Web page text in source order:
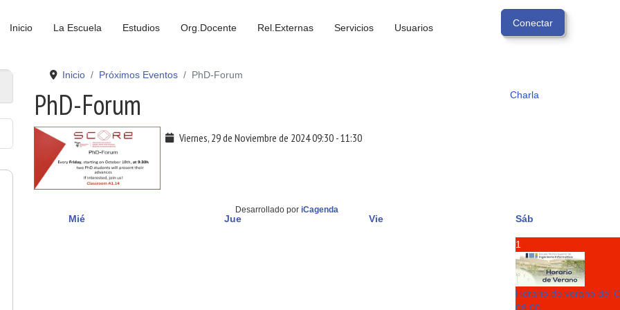
Inicio La Escuela Estudios Org.Docente Rel.Externas Servicios Usuarios
Mié Jue Vie Sáb
1
Horario de verano del
Inicio Próximos Eventos PhD-Forum
PhD-Forum Charla
Viernes, 29 de Noviembre de 202409:30-11:30
Desarrollado por iCagenda